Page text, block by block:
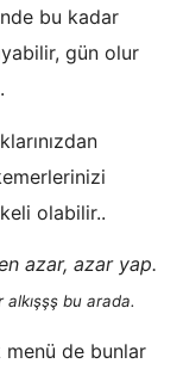
bu kadar
gün olur
olabilir..
azar, azar yap.
alkışşş bu arada.
menü de bunlar